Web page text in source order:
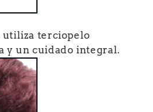
utiliza terciopelo
y un cuidado integral.